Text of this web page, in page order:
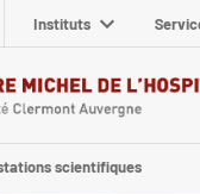
Instituts
scientifiques